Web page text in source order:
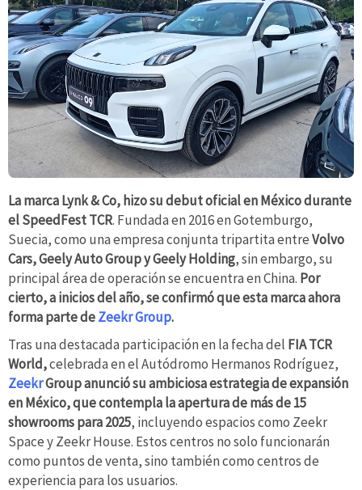
La marca Lynk & Co, hizo su debut oficial en México durante
el SpeedFest TCR. Fundada en 2016 en Gotemburgo,
Suecia, como una empresa conjunta tripartita entreVolvo
Cars, Geely Auto Group y Geely Holding, sin embargo, su
principal área de operación se encuentra en China. Por
cierto, a inicios del año, se confirmó que esta marca ahora
forma parte deZeekr Group.
Tras una destacada participación en la fecha del FIA TCR
World,celebrada en el Autódromo Hermanos Rodríguez,
ZeekrGroup anunció su ambiciosa estrategia de expansión
en México, que contempla la apertura de más de 15
showrooms para 2025, incluyendo espacios como Zeekr
Space y Zeekr House. Estos centros no solo funcionarán
como puntos de venta, sino también como centros de
experiencia para los usuarios.